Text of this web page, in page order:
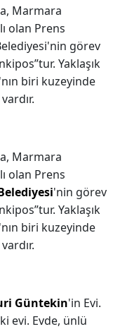
Marmara
olan Prens
görev
Yaklaşık
biri kuzeyinde
Marmara
olan Prens
'nin görev
Yaklaşık
biri kuzeyinde
Güntekin'in Evi.
evi. Evde, ünlü